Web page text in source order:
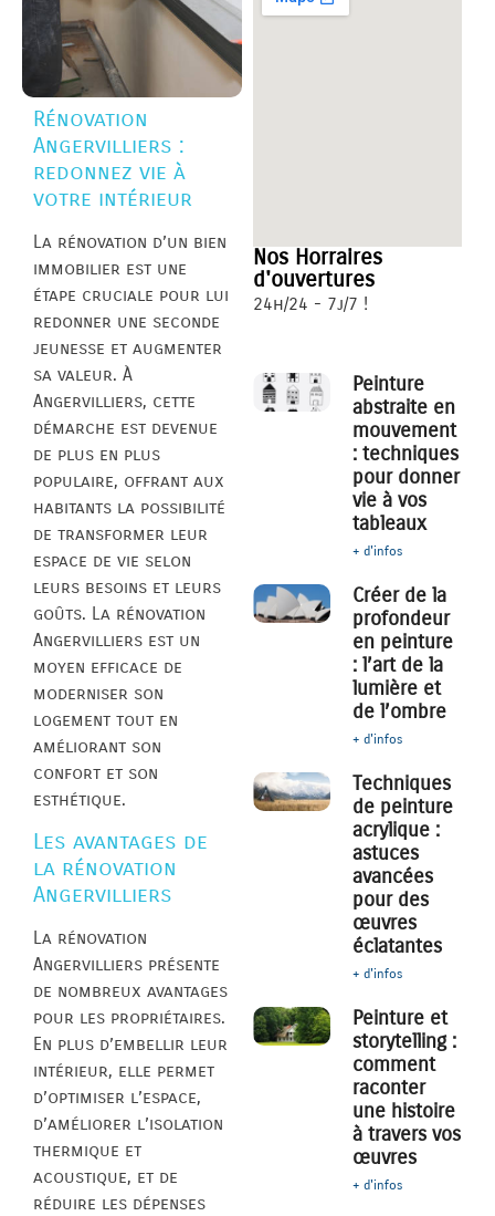
Rénovation
Angervilliers :
redonnez vie à
votre intérieur
La rénovation d’un bien
immobilier est une
étape cruciale pour lui
redonner une seconde
jeunesse et augmenter
sa valeur. À
Angervilliers, cette
démarche est devenue
de plus en plus
populaire, offrant aux
habitants la possibilité
de transformer leur
espace de vie selon
leurs besoins et leurs
goûts. La rénovation
Angervilliers est un
moyen efficace de
moderniser son
logement tout en
améliorant son
confort et son
esthétique.
Les avantages de
la rénovation
Angervilliers
La rénovation
Angervilliers présente
de nombreux avantages
pour les propriétaires.
En plus d’embellir leur
intérieur, elle permet
d’optimiser l’espace,
d’améliorer l’isolation
thermique et
acoustique, et de
réduire les dépenses
Nos Horraires
d'ouvertures
24h/24 - 7j/7 !
Peinture
abstraite en
mouvement
: techniques
pour donner
vie à vos
tableaux
+ d'infos
Créer de la
profondeur
en peinture
: l’art de la
lumière et
de l’ombre
+ d'infos
Techniques
de peinture
acrylique :
astuces
avancées
pour des
œuvres
éclatantes
+ d'infos
Peinture et
storytelling :
comment
raconter
une histoire
à travers vos
œuvres
+ d'infos